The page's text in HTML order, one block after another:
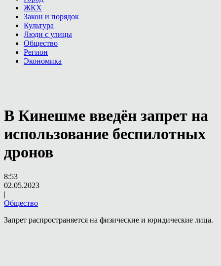
ЖКХ
Закон и порядок
Культура
Люди с улицы
Общество
Регион
Экономика
В Кинешме введён запрет на
использование беспилотных
дронов
8:53
02.05.2023
|
Общество
Запрет распространяется на физические и юридические лица.